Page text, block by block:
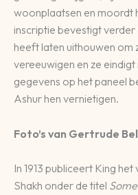
woonplaatsen en moordt
inscriptie bevestigt
heeft laten uithouwen
vereeuwigen en ze
gegevens op het paneel
Ashur hen vernietigen.
Foto’s van Gertrude
In 1913 publiceert King
Shakh onder de titel